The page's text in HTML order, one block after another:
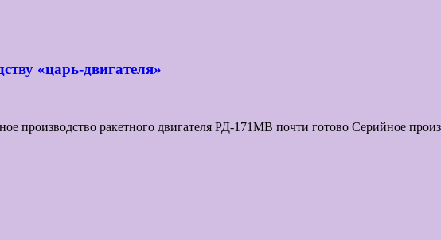
«царь-двигателя»
ракетного двигателя РД-171МВ почти готово Серийное